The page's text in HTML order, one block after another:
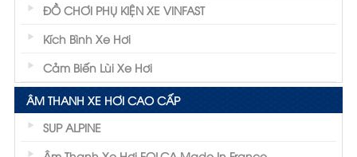
ĐỒ CHƠI PHỤ KIỆN XE VINFAST
Kích Bình Xe Hơi
Cảm Biến Lùi Xe Hơi
ÂM THANH XE HƠI CAO CẤP
SUP ALPINE